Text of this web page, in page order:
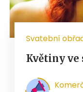
Svatební
Květiny ve